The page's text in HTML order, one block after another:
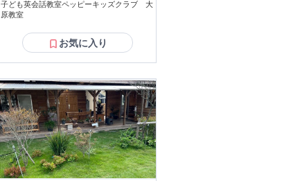
子ども英会話教室ペッピーキッズクラブ 大
原教室
お気に入り